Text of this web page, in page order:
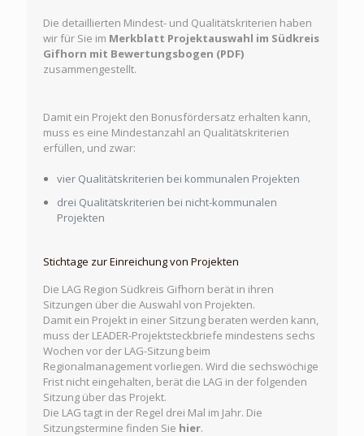
Die detaillierten Mindest- und Qualitätskriterien haben
wir für Sie im Merkblatt Projektauswahl im Südkreis
Gifhorn mit Bewertungsbogen (PDF)
zusammengestellt.
Damit ein Projekt den Bonusfördersatz erhalten kann,
muss es eine Mindestanzahl an Qualitätskriterien
erfüllen, und zwar:
vier Qualitätskriterien bei kommunalen Projekten
drei Qualitätskriterien bei nicht-kommunalen
Projekten
Stichtage zur Einreichung von Projekten
Die LAG Region Südkreis Gifhorn berät in ihren
Sitzungen über die Auswahl von Projekten.
Damit ein Projekt in einer Sitzung beraten werden kann,
muss der LEADER-Projektsteckbriefe mindestens sechs
Wochen vor der LAG-Sitzung beim
Regionalmanagement vorliegen. Wird die sechswöchige
Frist nicht eingehalten, berät die LAG in der folgenden
Sitzung über das Projekt.
Die LAG tagt in der Regel drei Mal im Jahr. Die
Sitzungstermine finden Sie hier.